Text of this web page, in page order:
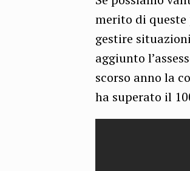
merito di queste
gestire
aggiunto
scorso anno la
ha superato il